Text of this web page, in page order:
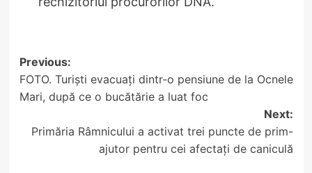
Post
navigation
Previous:
FOTO. Turiști evacuați dintr-o pensiune de la Ocnele
Mari, după ce o bucătărie a luat foc
Next:
Primăria Râmnicului a activat trei puncte de prim-
ajutor pentru cei afectați de caniculă